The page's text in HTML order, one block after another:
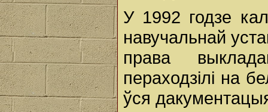
У 1992 годзе
навучальнай
права
пераходзілі на
ўся